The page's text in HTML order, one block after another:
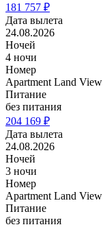
181 757 ₽
Дата вылета
24.08.2026
Ночей
4 ночи
Номер
Apartment Land View
Питание
без питания
204 169 ₽
Дата вылета
24.08.2026
Ночей
3 ночи
Номер
Apartment Land View
Питание
без питания